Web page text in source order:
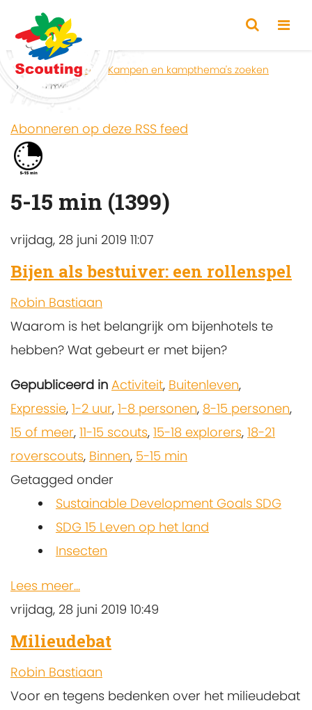
Home Zoeken
Kampen en kampthema's zoeken
5-15 min
Abonneren op deze RSS feed
5-15 min (1399)
vrijdag, 28 juni 2019 11:07
Bijen als bestuiver: een rollenspel
Robin Bastiaan
Waarom is het belangrijk om bijenhotels te
hebben? Wat gebeurt er met bijen?
Gepubliceerd in Activiteit, Buitenleven,
Expressie, 1-2 uur, 1-8 personen, 8-15 personen,
15 of meer, 11-15 scouts, 15-18 explorers, 18-21
roverscouts, Binnen, 5-15 min
Getagged onder
Sustainable Development Goals SDG
SDG 15 Leven op het land
Insecten
Lees meer...
vrijdag, 28 juni 2019 10:49
Milieudebat
Robin Bastiaan
Voor en tegens bedenken over het milieudebat